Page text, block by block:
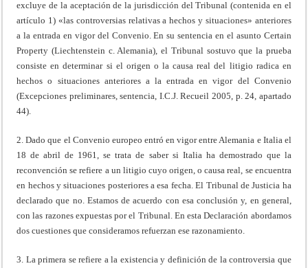
excluye de la aceptación de la jurisdicción del Tribunal (contenida en el
artículo 1) «las controversias relativas a hechos y situaciones» anteriores
a la entrada en vigor del Convenio. En su sentencia en el asunto Certain
Property (Liechtenstein c. Alemania), el Tribunal sostuvo que la prueba
consiste en determinar si el origen o la causa real del litigio radica en
hechos o situaciones anteriores a la entrada en vigor del Convenio
(Excepciones preliminares, sentencia, I.C.J. Recueil 2005, p. 24, apartado
44).
2. Dado que el Convenio europeo entró en vigor entre Alemania e Italia el
18 de abril de 1961, se trata de saber si Italia ha demostrado que la
reconvención se refiere a un litigio cuyo origen, o causa real, se encuentra
en hechos y situaciones posteriores a esa fecha. El Tribunal de Justicia ha
declarado que no. Estamos de acuerdo con esa conclusión y, en general,
con las razones expuestas por el Tribunal. En esta Declaración abordamos
dos cuestiones que consideramos refuerzan ese razonamiento.
3. La primera se refiere a la existencia y definición de la controversia que